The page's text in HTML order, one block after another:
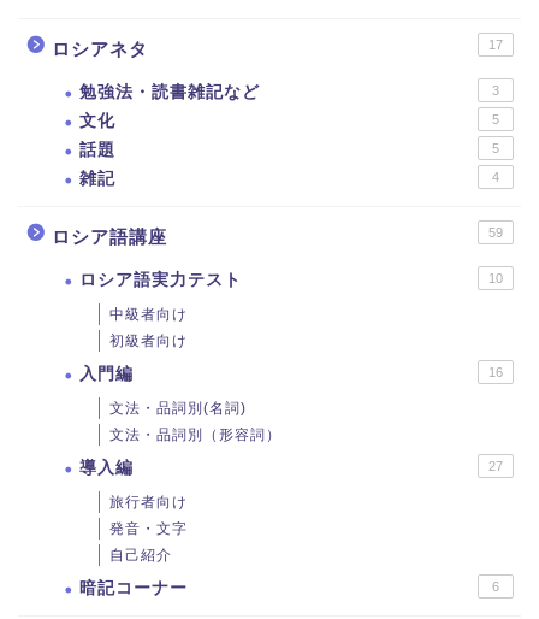
ロシアネタ 17
勉強法・読書雑記など 3
文化 5
話題 5
雑記 4
ロシア語講座 59
ロシア語実力テスト 10
中級者向け
初級者向け
入門編 16
文法・品詞別(名詞)
文法・品詞別（形容詞）
導入編 27
旅行者向け
発音・文字
自己紹介
暗記コーナー 6